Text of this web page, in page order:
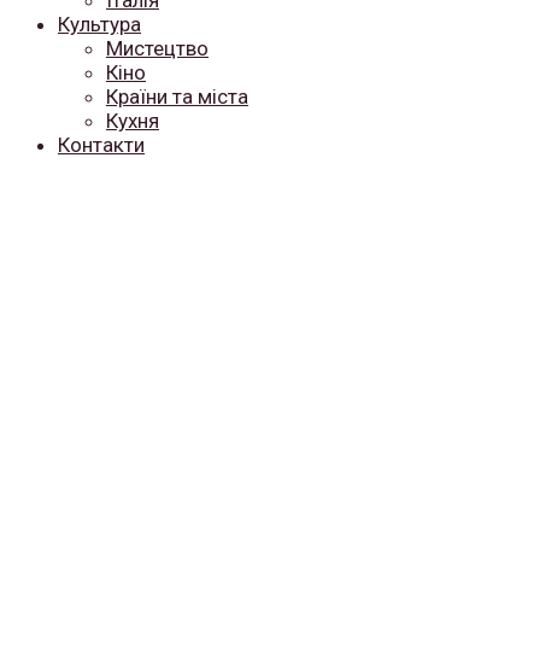
Культура
Мистецтво
Кіно
Країни та міста
Кухня
Контакти